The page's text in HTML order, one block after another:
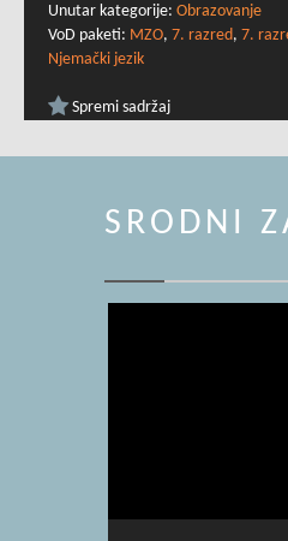
Unutar kategorije: Obrazovanje
VoD paketi: MZO, 7. razred, 7.
Njemački jezik
Spremi sadržaj
SRODNI